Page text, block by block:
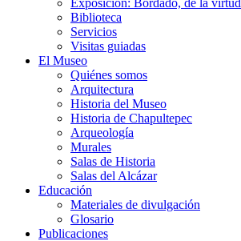
Exposición: Bordado, de la virtud
Biblioteca
Servicios
Visitas guiadas
El Museo
Quiénes somos
Arquitectura
Historia del Museo
Historia de Chapultepec
Arqueología
Murales
Salas de Historia
Salas del Alcázar
Educación
Materiales de divulgación
Glosario
Publicaciones